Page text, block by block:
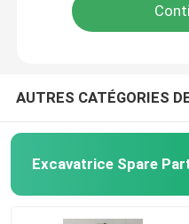
Turbocompresseur
Excavatrice Hydraulic
AUTRES CATÉGORIES
Excavatrice Spare